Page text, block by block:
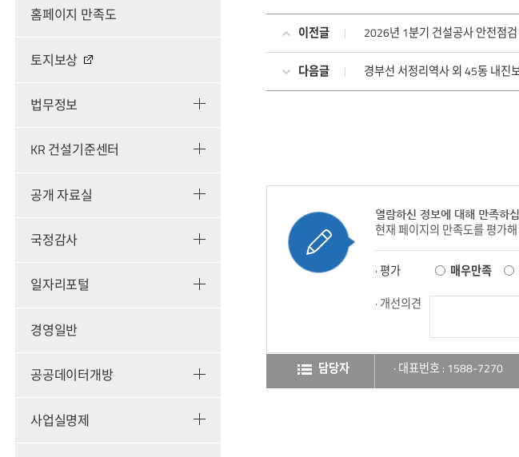
홈페이지 만족도
토지보상
법무정보
KR 건설기준센터
공개 자료실
국정감사
일자리포털
경영일반
공공데이터개방
사업실명제
이전글 2026년 1분기 건설공사 안전점
다음글 경부선 서정리역사 외 45동 내진
열람하신 정보에 대해 만족하
현재 페이지의 만족도를 평가
· 평가 매우만족
· 개선의견
담당자 · 대표번호 : 1588-7270